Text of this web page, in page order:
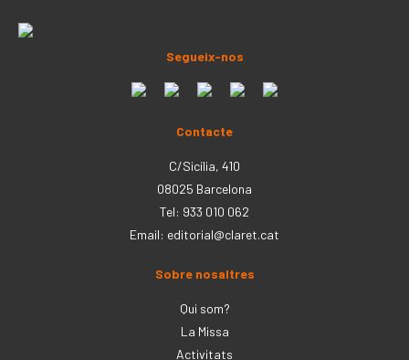
Segueix-nos
Contacte
C/Sicília, 410
08025 Barcelona
Tel: 933 010 062
Email: editorial@claret.cat
Sobre nosaltres
Qui som?
La Missa
Activitats